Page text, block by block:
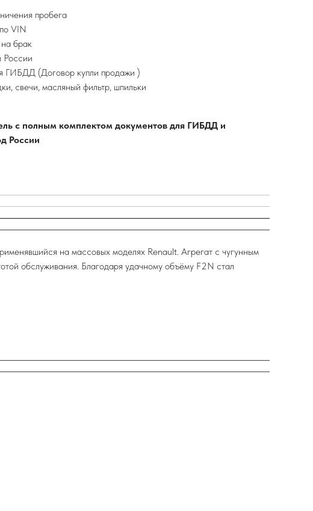
пробега
VIN
на брак
России
ГИБДД (Договор купли продажи )
свечи, масляный фильтр, шпильки
с полным комплектом документов для ГИБДД и
России
на массовых моделях Renault. Агрегат с чугунным
обслуживания. Благодаря удачному объёму F2N стал